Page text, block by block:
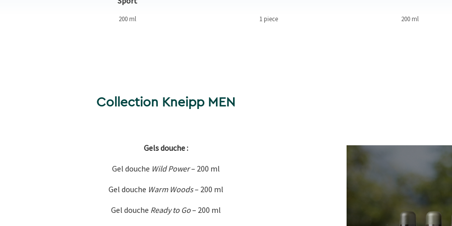
200 ml 1 piece 200 ml
Collection Kneipp MEN
Gels douche :
Gel douche Wild Power– 200 ml
Gel douche Warm Woods– 200 ml
Gel douche Ready to Go– 200 ml